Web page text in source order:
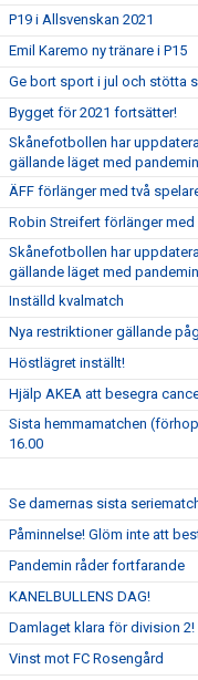
P19 i Allsvenskan 2021
Emil Karemo ny tränare i P15
Ge bort sport i jul och stötta
Bygget för 2021 fortsätter!
Skånefotbollen har
gällande läget med
ÄFF förlänger med två
Robin Streifert förlänger med
Skånefotbollen har
gällande läget med
Inställd kvalmatch
Nya restriktioner gällande
Höstlägret inställt!
Hjälp AKEA att besegra
Sista hemmamatchen
16.00
Se damernas sista
Påminnelse! Glöm inte att
Pandemin råder fortfarande
KANELBULLENS DAG!
Damlaget klara för division 2!
Vinst mot FC Rosengård